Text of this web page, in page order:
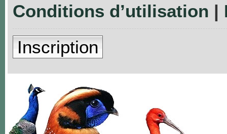
Conditions d’utilisation |
Inscription